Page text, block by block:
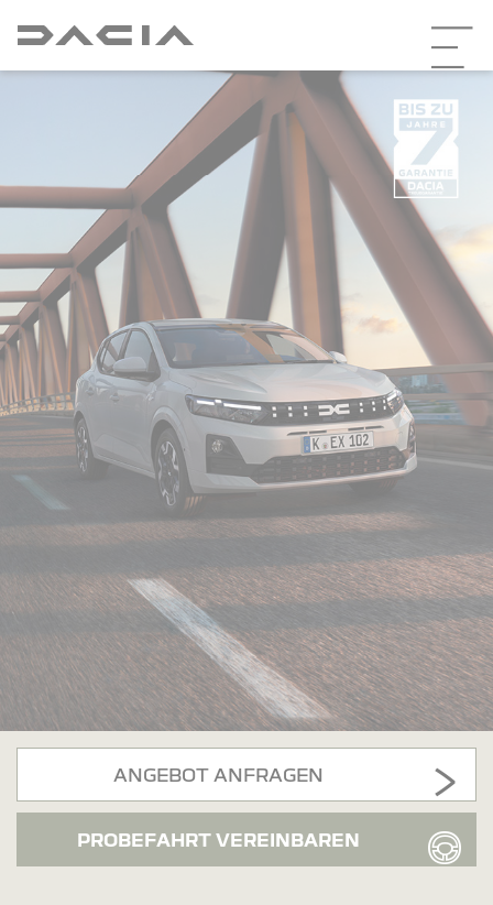
ANGEBOT ANFRAGEN
PROBEFAHRT VEREINBAREN